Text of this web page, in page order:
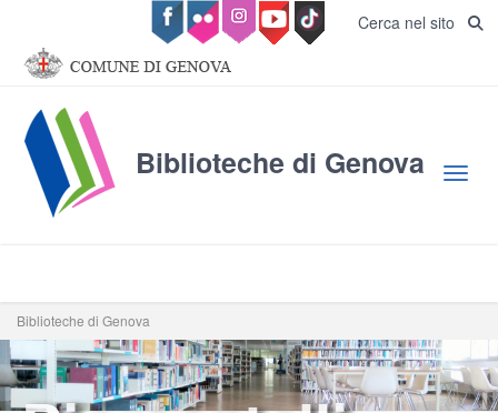
Salta al contenuto principale Cerca nel sito
Biblioteche di Genova
Biblioteche di Genova